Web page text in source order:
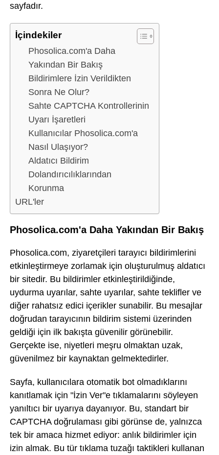
sayfadır.
İçindekiler
Phosolica.com'a Daha
Yakından Bir Bakış
Bildirimlere İzin Verildikten
Sonra Ne Olur?
Sahte CAPTCHA Kontrollerinin
Uyarı İşaretleri
Kullanıcılar Phosolica.com'a
Nasıl Ulaşıyor?
Aldatıcı Bildirim
Dolandırıcılıklarından
Korunma
URL'ler
Phosolica.com'a Daha Yakından Bir Bakış
Phosolica.com, ziyaretçileri tarayıcı bildirimlerini
etkinleştirmeye zorlamak için oluşturulmuş aldatıcı
bir sitedir. Bu bildirimler etkinleştirildiğinde,
uydurma uyarılar, sahte uyarılar, sahte teklifler ve
diğer rahatsız edici içerikler sunabilir. Bu mesajlar
doğrudan tarayıcının bildirim sistemi üzerinden
geldiği için ilk bakışta güvenilir görünebilir.
Gerçekte ise, niyetleri meşru olmaktan uzak,
güvenilmez bir kaynaktan gelmektedirler.
Sayfa, kullanıcılara otomatik bot olmadıklarını
kanıtlamak için "İzin Ver"e tıklamalarını söyleyen
yanıltıcı bir uyarıya dayanıyor. Bu, standart bir
CAPTCHA doğrulaması gibi görünse de, yalnızca
tek bir amaca hizmet ediyor: anlık bildirimler için
izin almak. Bu tür tıklama tuzağı taktikleri kullanan